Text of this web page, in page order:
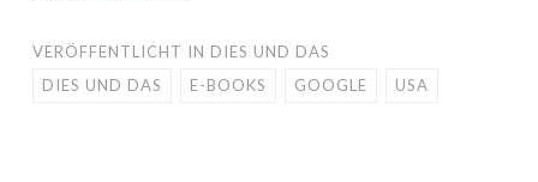
VERÖFFENTLICHT IN DIES UND DAS
DIES UND DAS
E-BOOKS GOOGLE USA